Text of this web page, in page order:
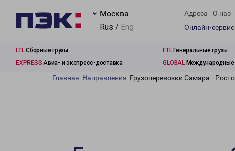
Москва
Rus / Eng
Адреса О нас
Онлайн-
LTLСборные грузы FTLГенеральные грузы
EXPRESS Авиа- и экспресс-доставка GLOBALМеждународные
Главная Направления Грузоперевозки Самара -